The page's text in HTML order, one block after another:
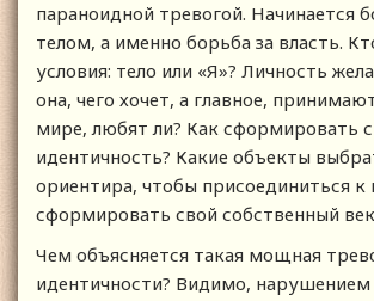
параноидной тревогой. Начинается
телом, а именно борьба за власть.
условия: тело или «Я»? Личность
она, чего хочет, а главное,
мире, любят ли? Как сформировать
идентичность? Какие объекты
ориентира, чтобы присоединиться к
сформировать свой собственный
Чем объясняется такая мощная
идентичности? Видимо, нарушением